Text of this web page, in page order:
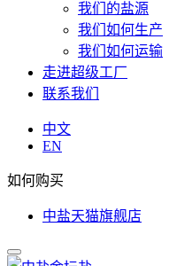
我们的盐源
我们如何生产
我们如何运输
走进超级工厂
联系我们
中文
EN
如何购买
中盐天猫旗舰店